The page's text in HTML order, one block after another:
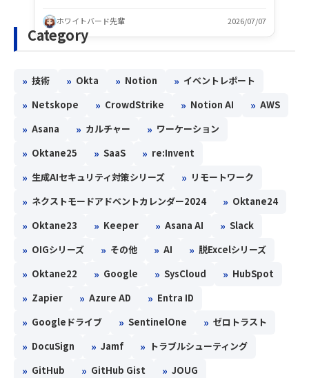
ホワイトバード先輩 2026/07/07
Category
» 技術 » Okta » Notion » イベントレポート
» Netskope » CrowdStrike » Notion AI » AWS
» Asana » カルチャー » ワーケーション
» Oktane25 » SaaS » re:Invent
» 生成AIセキュリティ対策シリーズ » リモートワーク
» ネクストモードアドベントカレンダー2024 » Oktane24
» Oktane23 » Keeper » Asana AI » Slack
» OIGシリーズ » その他 » AI » 脱Excelシリーズ
» Oktane22 » Google » SysCloud » HubSpot
» Zapier » Azure AD » Entra ID
» Googleドライブ » SentinelOne » ゼロトラスト
» DocuSign » Jamf » トラブルシューティング
» GitHub » GitHub Gist » JOUG